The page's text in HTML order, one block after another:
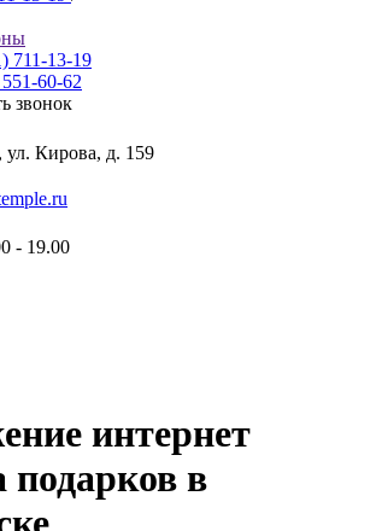
711-13-19
60-62
звонок
ул. Кирова, д. 159
- 19.00
интернет
подарков в